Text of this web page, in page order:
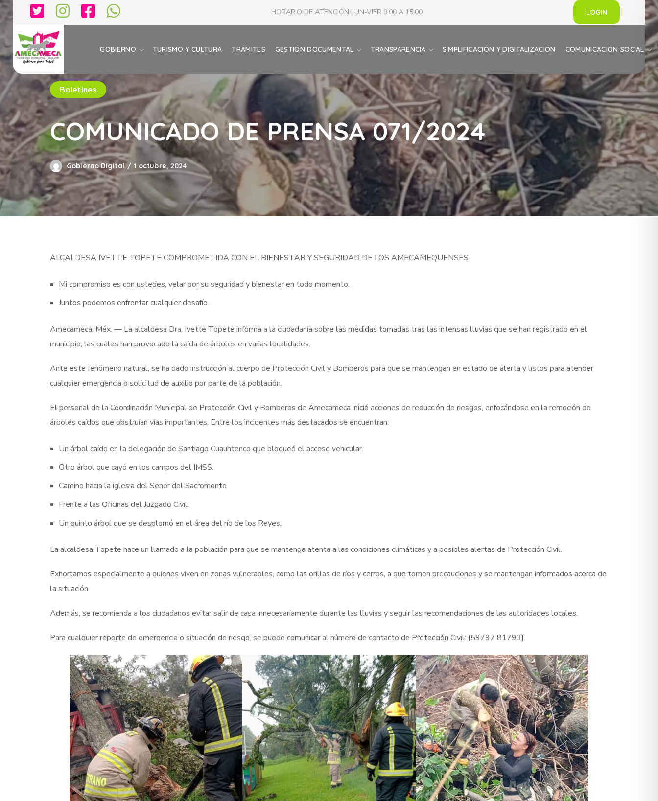
HORARIO DE ATENCIÓN LUN-VIER 9:00 A 15:00 LOGIN
GOBIERNO TURISMO Y CULTURA TRÁMITES GESTIÓN DOCUMENTAL TRANSPARENCIA SIMPLIFICACIÓN Y DIGITALIZACIÓN COMUNICACIÓN SOCIAL
Boletines
COMUNICADO DE PRENSA 071/2024
Gobierno Digital 1 octubre, 2024
ALCALDESA IVETTE TOPETE COMPROMETIDA CON EL BIENESTAR Y SEGURIDAD DE LOS AMECAMEQUENSES
Mi compromiso es con ustedes, velar por su seguridad y bienestar en todo momento.
Juntos podemos enfrentar cualquier desafío.
Amecameca, Méx. — La alcaldesa Dra. Ivette Topete informa a la ciudadanía sobre las medidas tomadas tras las intensas lluvias que se han registrado en el
municipio, las cuales han provocado la caída de árboles en varias localidades.
Ante este fenómeno natural, se ha dado instrucción al cuerpo de Protección Civil y Bomberos para que se mantengan en estado de alerta y listos para atender
cualquier emergencia o solicitud de auxilio por parte de la población.
El personal de la Coordinación Municipal de Protección Civil y Bomberos de Amecameca inició acciones de reducción de riesgos, enfocándose en la remoción de
árboles caídos que obstruían vías importantes. Entre los incidentes más destacados se encuentran:
Un árbol caído en la delegación de Santiago Cuauhtenco que bloqueó el acceso vehicular.
Otro árbol que cayó en los campos del IMSS.
Camino hacia la iglesia del Señor del Sacromonte
Frente a las Oficinas del Juzgado Civil.
Un quinto árbol que se desplomó en el área del río de los Reyes.
La alcaldesa Topete hace un llamado a la población para que se mantenga atenta a las condiciones climáticas y a posibles alertas de Protección Civil.
Exhortamos especialmente a quienes viven en zonas vulnerables, como las orillas de ríos y cerros, a que tomen precauciones y se mantengan informados acerca de
la situación.
Además, se recomienda a los ciudadanos evitar salir de casa innecesariamente durante las lluvias y seguir las recomendaciones de las autoridades locales.
Para cualquier reporte de emergencia o situación de riesgo, se puede comunicar al número de contacto de Protección Civil: [59797 81793].